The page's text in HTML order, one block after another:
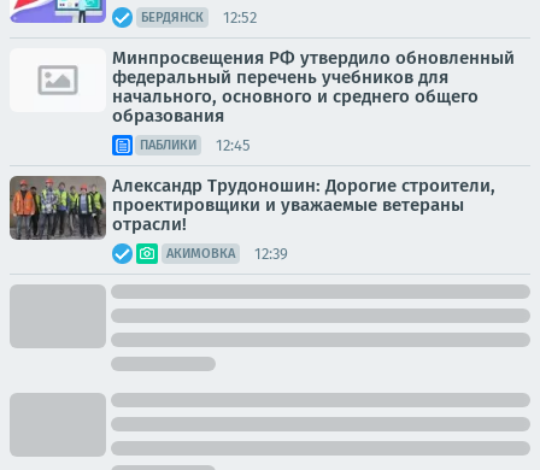
БЕРДЯНСК 12:52
Минпросвещения РФ утвердило обновленный
федеральный перечень учебников для
начального, основного и среднего общего
образования
ПАБЛИКИ 12:45
Александр Трудоношин: Дорогие строители,
проектировщики и уважаемые ветераны
отрасли!
АКИМОВКА 12:39